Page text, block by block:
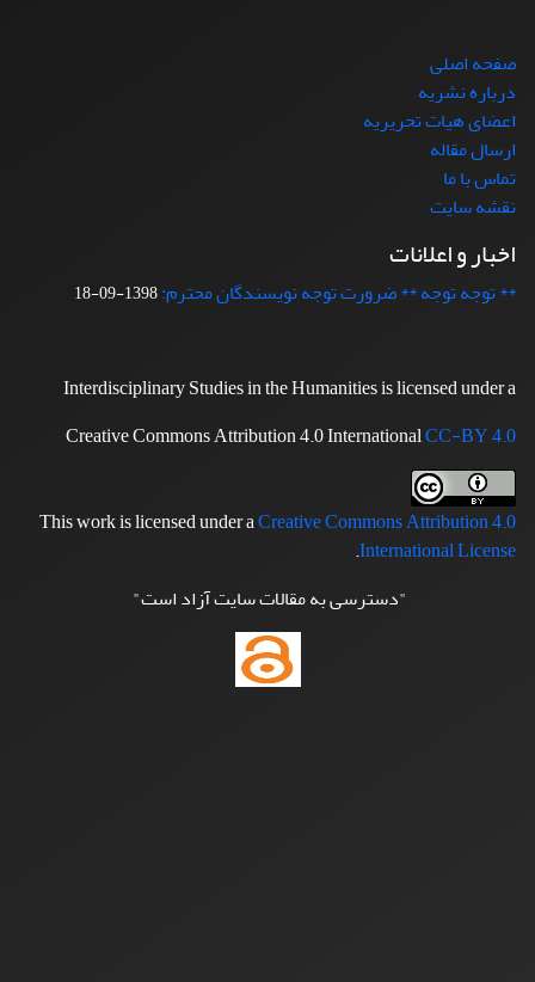
صفحه اصلی
درباره نشریه
اعضای هیات تحریریه
ارسال مقاله
تماس با ما
نقشه سایت
اخبار و اعلانات
** توجه توجه ** ضرورت توجه نویسندگان محترم:1398-09-18
Interdisciplinary Studies in the Humanities is licensed under a
Creative Commons Attribution 4.0 InternationalCC-BY 4.0
This work is licensed under aCreative Commons Attribution 4.0
International License
.
"دسترسی به مقالات سایت آزاد است"